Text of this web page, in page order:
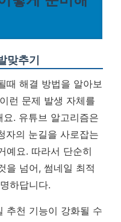
맞추기
때 해결 방법을 알아보
런 문제 발생 자체를
. 유튜브 알고리즘은
자의 눈길을 사로잡는
예요. 따라서 단순히
을 넘어, 썸네일 최적
하답니다.
추천 기능이 강화될 수